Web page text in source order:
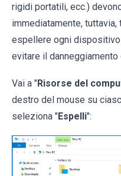
rigidi portatili, ecc.)
immediatamente,
espellere ogni
evitare il danneggiamento
Vai a "Risorse del
destro del mouse su
seleziona "Espelli":